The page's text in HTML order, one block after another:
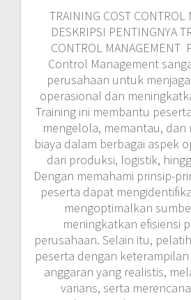
TRAINING COST CONTROL
DESKRIPSI PENTINGNYA
CONTROL
Control Management
perusahaan untuk
operasional dan
Training ini membantu
mengelola, memantau, dan
biaya dalam berbagai aspek
dari produksi, logistik,
Dengan memahami prinsip-
peserta dapat
mengoptimalkan
meningkatkan efisiensi
perusahaan. Selain itu,
peserta dengan
anggaran yang realistis,
varians, serta